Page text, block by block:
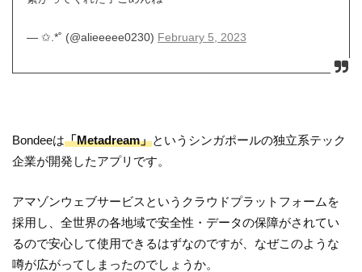
— ✩.*˚ (@alieeeee0230) February 5, 2023
Bondeeは「Metadream」というシンガポールの独立系テック
企業が開発したアプリです。
アマゾンウェブサービスというクラウドプラットフォームを
採用し、全世界の各地域で安全性・データの保障がされてい
るので安心して使用できるはずなのですが、なぜこのような
噂が広がってしまったのでしょうか。